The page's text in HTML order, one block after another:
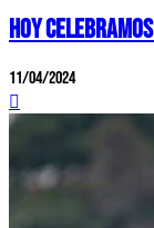
HOY
11/04/2024